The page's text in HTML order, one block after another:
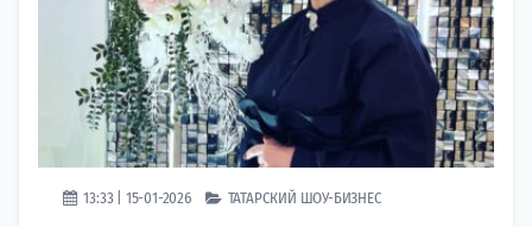
13:33 | 15-01-2026 ТАТАРСКИЙ ШОУ-БИЗНЕС